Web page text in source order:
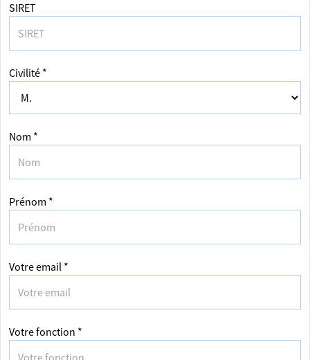
SIRET
Civilité *
Nom *
Prénom *
Votre email *
Votre fonction *